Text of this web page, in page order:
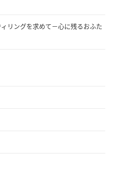
リングを求めて－心に残るおふた